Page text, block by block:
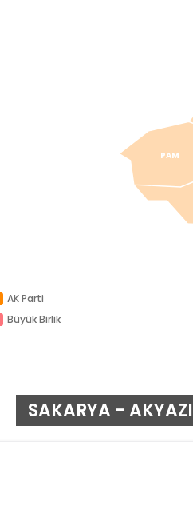
PAM
AK Parti
Büyük Birlik
SAKARYA - AKYAZI